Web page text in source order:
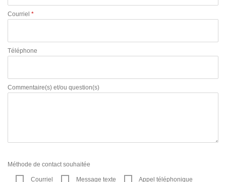
Courriel *
Téléphone
Commentaire(s) et/ou question(s)
Méthode de contact souhaitée
Courriel Message texte Appel téléphonique